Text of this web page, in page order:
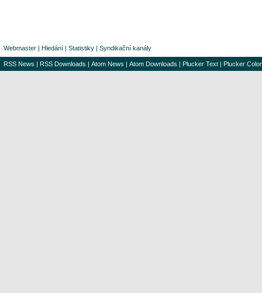
Webmaster | Hledání | Statistiky | Syndikační kanály
RSS News | RSS Downloads | Atom News | Atom Downloads | Plucker Text | Plucker Color